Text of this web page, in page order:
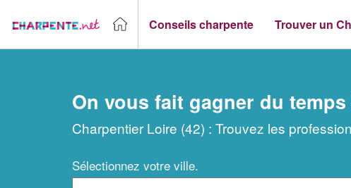
Conseils charpente Trouver un
On vous fait gagner du temps
Charpentier Loire (42) : Trouvez les
Sélectionnez votre ville.